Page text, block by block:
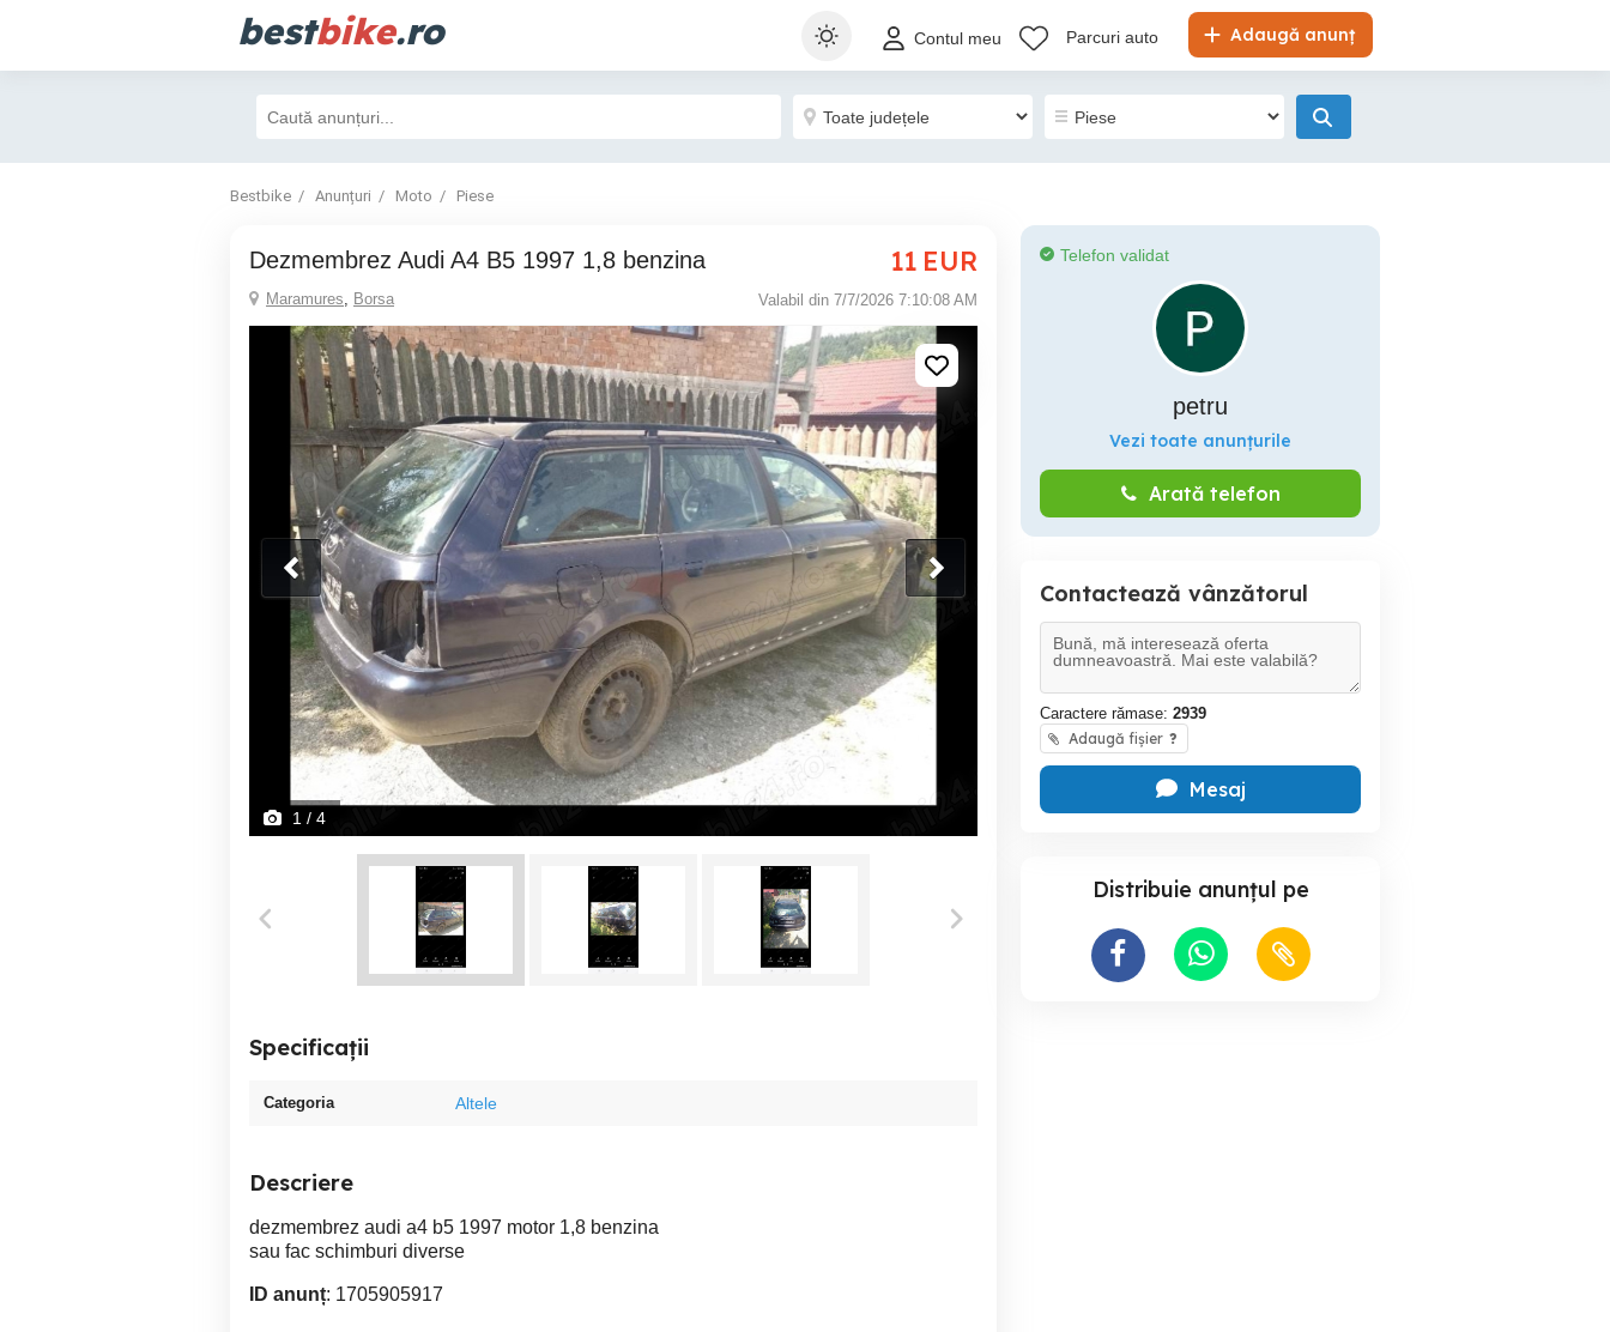
bestbike.ro Adaugă anunț
Contul meu Parcuri auto
Bestbike Anunțuri Moto Piese
Dezmembrez Audi A4 B5 1997 1,8 benzina 11 EUR
Maramures, Borsa Valabil din 7/7/2026 7:10:08 AM
1 / 4
Specificații
Categoria Altele
Descriere
dezmembrez audi a4 b5 1997 motor 1,8 benzina
sau fac schimburi diverse
ID anunț: 1705905917
Telefon validat
petru
Vezi toate anunțurile
Arată telefon
Contactează vânzătorul
Caractere rămase: 2939
Adaugă fișier ?
Mesaj
Distribuie anunțul pe